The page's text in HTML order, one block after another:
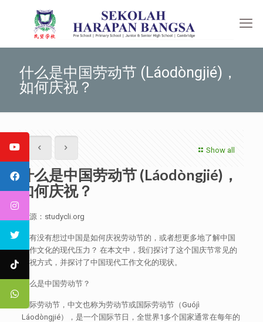
什么是中国劳动节 (Láodòngjié)，
如何庆祝？
Show all
什么是中国劳动节 (Láodòngjié)，
如何庆祝？
来源：studycli.org
你有没有想过中国是如何庆祝劳动节的，或者想更多地了解中国
工作文化的现代压力？ 在本文中，我们探讨了这个国庆节常见的
庆祝方式，并探讨了中国现代工作文化的现状。
什么是中国劳动节？
国际劳动节，中文也称为劳动节或国际劳动节（Guójì
Láodòngjié），是一个国际节日，全世界1多个国家通常在每年的